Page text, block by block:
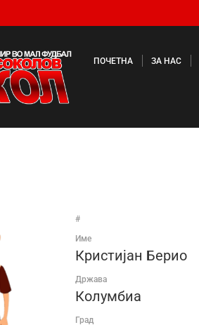
ПОЧЕТНА ЗА НАС
#
Име
Кристијан Берио
Држава
Колумбиа
Град